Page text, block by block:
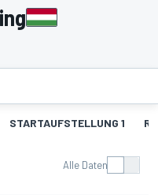
STARTAUFSTELLUNG 1
Alle Daten